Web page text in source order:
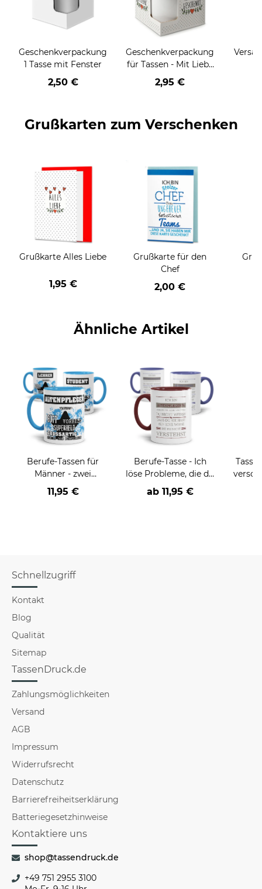
Geschenkverpackung
1 Tasse mit Fenster
2,50 €
Geschenkverpackung
für Tassen - Mit Liebe
geschenkt
2,95 €
Grußkarten zum Verschenken
Grußkarte Alles Liebe
1,95 €
Grußkarte für den
Chef
2,00 €
Ähnliche Artikel
Berufe-Tassen für
Männer - zwei
Farbvarianten
11,95 €
Berufe-Tasse - Ich
löse Probleme, die du
nicht verstehst -
verschiedene Berufe
ab 11,95 €
Tasse
Schnellzugriff
Kontakt
Blog
Qualität
Sitemap
TassenDruck.de
Zahlungsmöglichkeiten
Versand
AGB
Impressum
Widerrufsrecht
Datenschutz
Barrierefreiheitserklärung
Batteriegesetzhinweise
Kontaktiere uns
shop@tassendruck.de
+49 751 2955 3100